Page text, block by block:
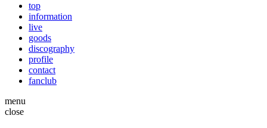
top
information
live
goods
discography
profile
contact
fanclub
menu
close